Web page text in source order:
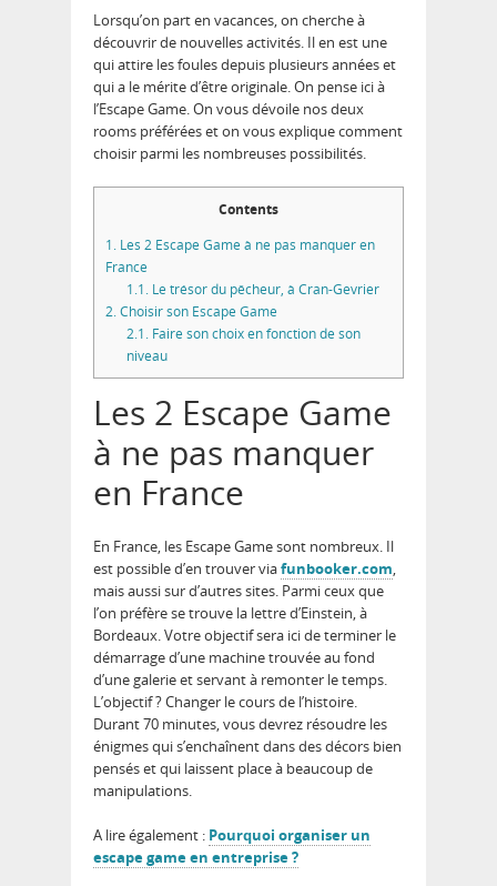
Lorsqu’on part en vacances, on cherche à
découvrir de nouvelles activités. Il en est une
qui attire les foules depuis plusieurs années et
qui a le mérite d’être originale. On pense ici à
l’Escape Game. On vous dévoile nos deux
rooms préférées et on vous explique comment
choisir parmi les nombreuses possibilités.
Contents
1. Les 2 Escape Game à ne pas manquer en
France
1.1.Le trésor du pêcheur, à Cran-Gevrier
2.Choisir son Escape Game
2.1.Faire son choix en fonction de son
niveau
Les 2 Escape Game
à ne pas manquer
en France
En France, les Escape Game sont nombreux. Il
est possible d’en trouver viafunbooker.com,
mais aussi sur d’autres sites. Parmi ceux que
l’on préfère se trouve la lettre d’Einstein, à
Bordeaux. Votre objectif sera ici de terminer le
démarrage d’une machine trouvée au fond
d’une galerie et servant à remonter le temps.
L’objectif ? Changer le cours de l’histoire.
Durant 70 minutes, vous devrez résoudre les
énigmes qui s’enchaînent dans des décors bien
pensés et qui laissent place à beaucoup de
manipulations.
A lire également : Pourquoi organiser un
escape game en entreprise ?